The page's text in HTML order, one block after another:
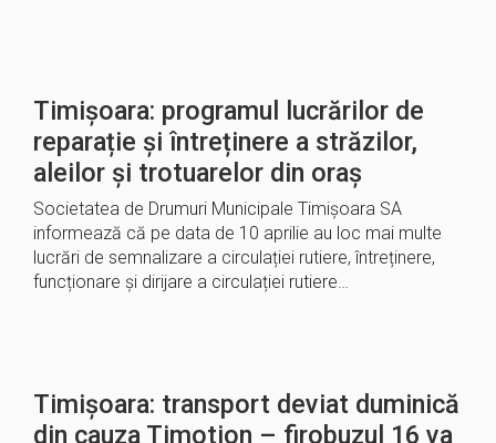
Timișoara: programul lucrărilor de
reparație și întreținere a străzilor,
aleilor și trotuarelor din oraș
Societatea de Drumuri Municipale Timișoara SA
informează că pe data de 10 aprilie au loc mai multe
lucrări de semnalizare a circulației rutiere, întreținere,
funcționare și dirijare a circulației rutiere…
Timișoara: transport deviat duminică
din cauza Timotion – firobuzul 16 va